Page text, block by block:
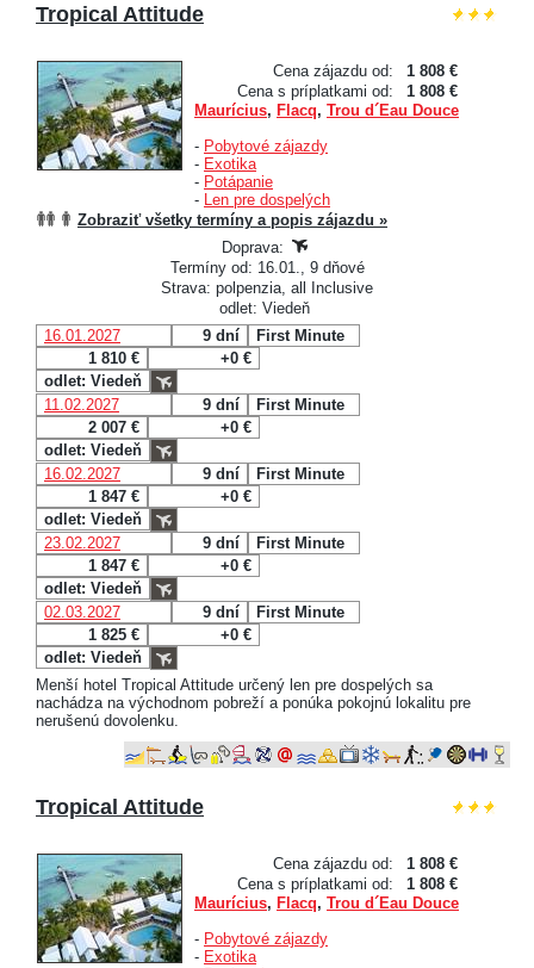
Tropical Attitude
Cena zájazdu od:
1 808 €
Cena s príplatkami od:
1 808 €
Maurícius, Flacq, Trou d´Eau Douce
- Pobytové zájazdy
- Exotika
- Potápanie
- Len pre dospelých
Zobraziť všetky termíny a popis zájazdu »
Doprava:
Termíny od: 16.01., 9 dňové
Strava: polpenzia, all Inclusive
odlet: Viedeň
16.01.2027
9 dní
First Minute
1 810 €
+0 €
odlet: Viedeň
11.02.2027
9 dní
First Minute
2 007 €
+0 €
odlet: Viedeň
16.02.2027
9 dní
First Minute
1 847 €
+0 €
odlet: Viedeň
23.02.2027
9 dní
First Minute
1 847 €
+0 €
odlet: Viedeň
02.03.2027
9 dní
First Minute
1 825 €
+0 €
odlet: Viedeň
Menší hotel Tropical Attitude určený len pre dospelých sa
nachádza na východnom pobreží a ponúka pokojnú lokalitu pre
nerušenú dovolenku.
Tropical Attitude
Cena zájazdu od:
1 808 €
Cena s príplatkami od:
1 808 €
Maurícius, Flacq, Trou d´Eau Douce
- Pobytové zájazdy
- Exotika